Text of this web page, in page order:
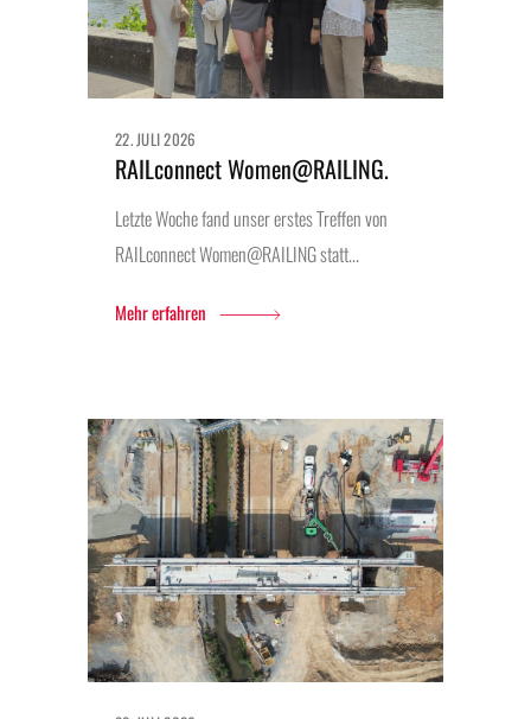
22. JULI 2026
RAILconnect Women@RAILING.
Letzte Woche fand unser erstes Treffen von
RAILconnect Women@RAILING statt...
Mehr erfahren